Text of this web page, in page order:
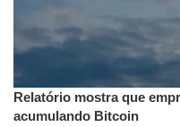
Relatório mostra que
acumulando Bitcoin